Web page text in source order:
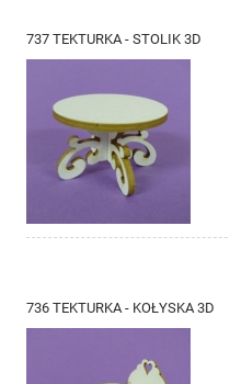
737 TEKTURKA - STOLIK 3D
736 TEKTURKA - KOŁYSKA 3D